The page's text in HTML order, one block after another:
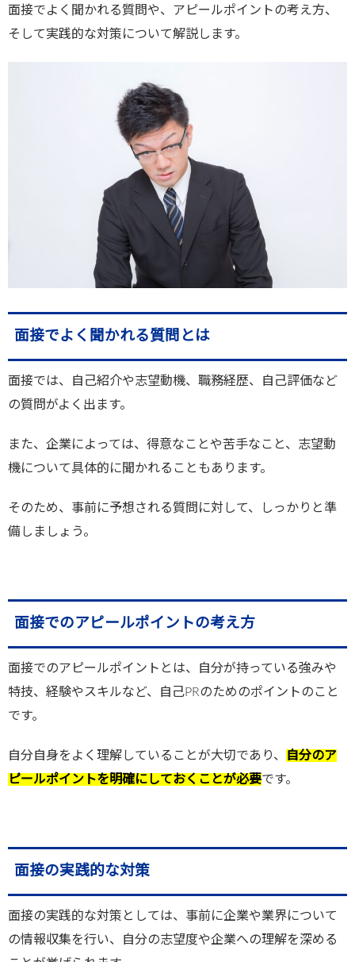
面接でよく聞かれる質問や、アピールポイントの考え方、
そして実践的な対策について解説します。
面接でよく聞かれる質問とは
面接では、自己紹介や志望動機、職務経歴、自己評価など
の質問がよく出ます。
また、企業によっては、得意なことや苦手なこと、志望動
機について具体的に聞かれることもあります。
そのため、事前に予想される質問に対して、しっかりと準
備しましょう。
面接でのアピールポイントの考え方
面接でのアピールポイントとは、自分が持っている強みや
特技、経験やスキルなど、自己PRのためのポイントのこと
です。
自分自身をよく理解していることが大切であり、
自分のア
ピールポイントを明確にしておくことが必要です。
面接の実践的な対策
面接の実践的な対策としては、事前に企業や業界について
の情報収集を行い、自分の志望度や企業への理解を深める